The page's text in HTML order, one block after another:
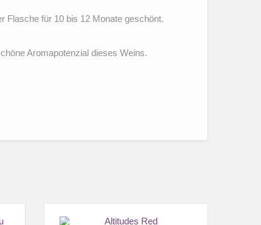
Flasche für 10 bis 12 Monate geschönt.
Aromapotenzial dieses Weins.